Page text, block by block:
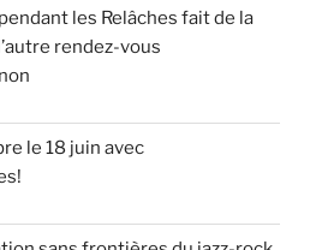
les Relâches fait de la
rendez-vous
le 18 juin avec